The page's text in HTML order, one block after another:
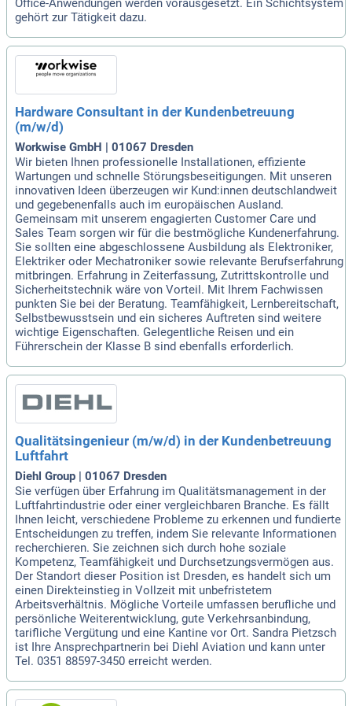
Office-Anwendungen werden vorausgesetzt. Ein Schichtsystem
gehört zur Tätigkeit dazu.
Hardware Consultant in der Kundenbetreuung
(m/w/d)
Workwise GmbH | 01067 Dresden
Wir bieten Ihnen professionelle Installationen, effiziente
Wartungen und schnelle Störungsbeseitigungen. Mit unseren
innovativen Ideen überzeugen wir Kund:innen deutschlandweit
und gegebenenfalls auch im europäischen Ausland.
Gemeinsam mit unserem engagierten Customer Care und
Sales Team sorgen wir für die bestmögliche Kundenerfahrung.
Sie sollten eine abgeschlossene Ausbildung als Elektroniker,
Elektriker oder Mechatroniker sowie relevante Berufserfahrung
mitbringen. Erfahrung in Zeiterfassung, Zutrittskontrolle und
Sicherheitstechnik wäre von Vorteil. Mit Ihrem Fachwissen
punkten Sie bei der Beratung. Teamfähigkeit, Lernbereitschaft,
Selbstbewusstsein und ein sicheres Auftreten sind weitere
wichtige Eigenschaften. Gelegentliche Reisen und ein
Führerschein der Klasse B sind ebenfalls erforderlich.
Qualitätsingenieur (m/w/d) in der Kundenbetreuung
Luftfahrt
Diehl Group | 01067 Dresden
Sie verfügen über Erfahrung im Qualitätsmanagement in der
Luftfahrtindustrie oder einer vergleichbaren Branche. Es fällt
Ihnen leicht, verschiedene Probleme zu erkennen und fundierte
Entscheidungen zu treffen, indem Sie relevante Informationen
recherchieren. Sie zeichnen sich durch hohe soziale
Kompetenz, Teamfähigkeit und Durchsetzungsvermögen aus.
Der Standort dieser Position ist Dresden, es handelt sich um
einen Direkteinstieg in Vollzeit mit unbefristetem
Arbeitsverhältnis. Mögliche Vorteile umfassen berufliche und
persönliche Weiterentwicklung, gute Verkehrsanbindung,
tarifliche Vergütung und eine Kantine vor Ort. Sandra Pietzsch
ist Ihre Ansprechpartnerin bei Diehl Aviation und kann unter
Tel. 0351 88597-3450 erreicht werden.